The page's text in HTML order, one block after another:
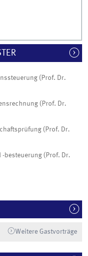
(Prof. Dr.
(Prof. Dr.
(Prof. Dr.
besteuerung (Prof. Dr.
Weitere Gastvorträge